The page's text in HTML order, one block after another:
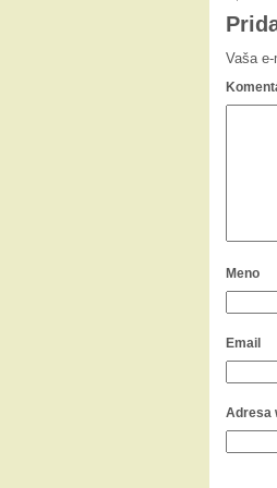
Vaša
Meno
Email
Adresa